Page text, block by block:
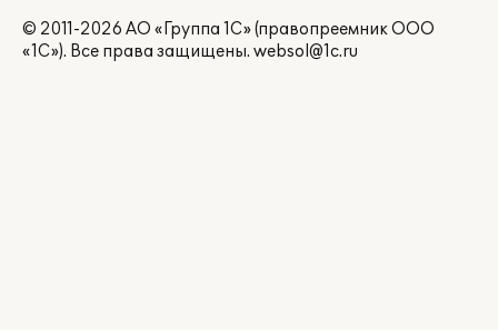
© 2011-2026 АО «Группа 1С» (правопреемник ООО
«1С»). Все права защищены. websol@1c.ru